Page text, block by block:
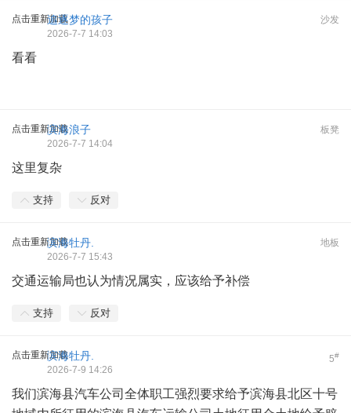
点击重新加载 沙发
追逐梦的孩子
2026-7-7 14:03
看看
点击重新加载 板凳
滨海浪子
2026-7-7 14:04
这里复杂
支持 反对
点击重新加载 地板
滨海牡丹.
2026-7-7 15:43
交通运输局也认为情况属实，应该给予补偿
支持 反对
点击重新加载 5#
滨海牡丹.
2026-7-9 14:26
我们滨海县汽车公司全体职工强烈要求给予滨海县北区十号